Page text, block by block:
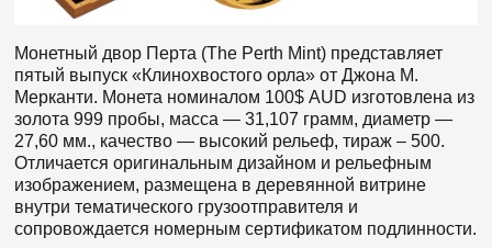
Монетный двор Перта (The Perth Mint) представляет
пятый выпуск «Клинохвостого орла» от Джона М.
Мерканти. Монета номиналом 100$ AUD изготовлена из
золота 999 пробы, масса — 31,107 грамм, диаметр —
27,60 мм., качество — высокий рельеф, тираж – 500.
Отличается оригинальным дизайном и рельефным
изображением, размещена в деревянной витрине
внутри тематического грузоотправителя и
сопровождается номерным сертификатом подлинности.